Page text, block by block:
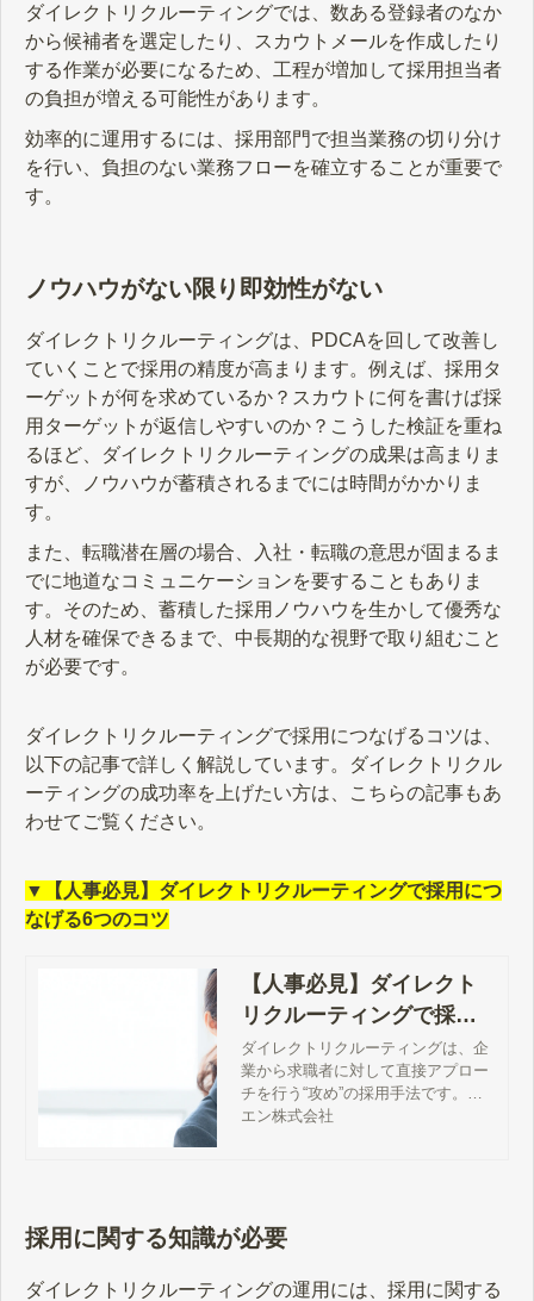
ダイレクトリクルーティングでは、数ある登録者のなか
から候補者を選定したり、スカウトメールを作成したり
する作業が必要になるため、工程が増加して採用担当者
の負担が増える可能性があります。
効率的に運用するには、採用部門で担当業務の切り分け
を行い、負担のない業務フローを確立することが重要で
す。
ノウハウがない限り即効性がない
ダイレクトリクルーティングは、PDCAを回して改善し
ていくことで採用の精度が高まります。例えば、採用タ
ーゲットが何を求めているか？スカウトに何を書けば採
用ターゲットが返信しやすいのか？こうした検証を重ね
るほど、ダイレクトリクルーティングの成果は高まりま
すが、ノウハウが蓄積されるまでには時間がかかりま
す。
また、転職潜在層の場合、入社・転職の意思が固まるま
でに地道なコミュニケーションを要することもありま
す。そのため、蓄積した採用ノウハウを生かして優秀な
人材を確保できるまで、中長期的な視野で取り組むこと
が必要です。
​​​​​​​ダイレクトリクルーティングで採用につなげるコツは、
以下の記事で詳しく解説しています。ダイレクトリクル
ーティングの成功率を上げたい方は、こちらの記事もあ
わせてご覧ください。
▼【人事必見】ダイレクトリクルーティングで採用につ
なげる6つのコツ
【人事必見】ダイレクト
リクルーティングで採用
につなげる6つのコツ
ダイレクトリクルーティングは、企
業から求職者に対して直接アプロー
チを行う“攻め”の採用手法です。欲
しい人材にピンポイントでアプロー
ィングで採用につなげるコツを紹介
します。
エン株式会社
採用に関する知識が必要
ダイレクトリクルーティングの運用には、採用に関する